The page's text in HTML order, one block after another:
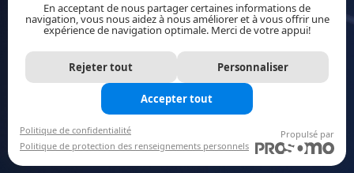
En acceptant de nous partager certaines informations de
navigation, vous nous aidez à nous améliorer et à vous offrir une
expérience de navigation optimale. Merci de votre appui!
Rejeter tout Personnaliser
Accepter tout
Politique de confidentialité
Politique de protection des renseignements personnels
Propulsé par